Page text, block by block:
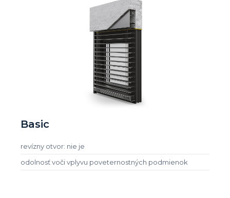
Basic
revízny otvor: nie je
odolnosť voči vplyvu poveternostných podmienok